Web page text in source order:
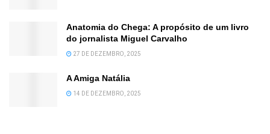
Anatomia do Chega: A propósito de um livro
do jornalista Miguel Carvalho
27 DE DEZEMBRO, 2025
A Amiga Natália
14 DE DEZEMBRO, 2025